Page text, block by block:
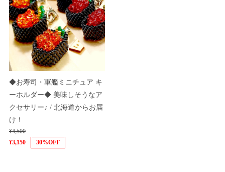
◆お寿司・軍艦ミニチュア キ
ーホルダー◆ 美味しそうなア
クセサリー♪ / 北海道からお届
け！
¥4,500
¥3,150
30%OFF